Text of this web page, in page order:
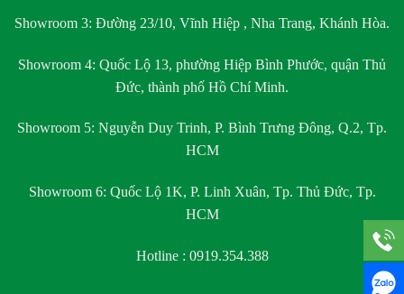
Showroom 3: Đường 23/10, Vĩnh Hiệp , Nha Trang, Khánh Hòa.
Showroom 4: Quốc Lộ 13, phường Hiệp Bình Phước, quận Thủ
Đức, thành phố Hồ Chí Minh.
Showroom 5: Nguyễn Duy Trinh, P. Bình Trưng Đông, Q.2, Tp.
HCM
Showroom 6: Quốc Lộ 1K, P. Linh Xuân, Tp. Thủ Đức, Tp.
HCM
Hotline : 0919.354.388